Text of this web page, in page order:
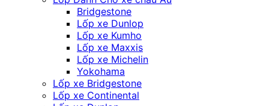
Bridgestone
Lốp xe Dunlop
Lốp xe Kumho
Lốp xe Maxxis
Lốp xe Michelin
Yokohama
Lốp xe Bridgestone
Lốp xe Continental